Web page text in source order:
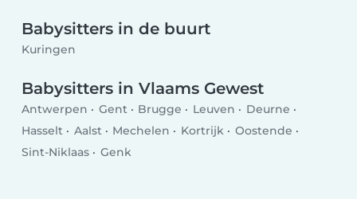
Babysitters in de buurt
Kuringen
Babysitters in Vlaams Gewest
Antwerpen Gent Brugge Leuven
Deurne
Hasselt
Aalst Mechelen Kortrijk
Oostende
Sint-Niklaas
Genk